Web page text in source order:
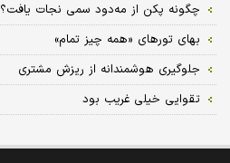
چگونه پکن از مه‌دود سمی نجات یافت؟
بهای تورهای «همه چیز تمام»
جلوگیری هوشمندانه از ریزش مشتری
تقوایی خیلی غریب بود